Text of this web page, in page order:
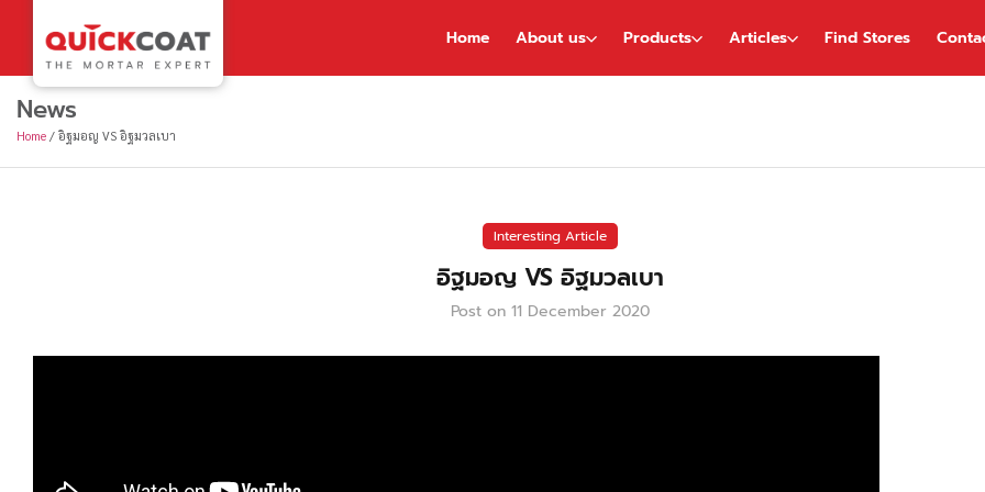
Home About us Products Articles Find Stores
News
Home / อิฐมอญ VS อิฐมวลเบา
Interesting Article
อิฐมอญ VS อิฐมวลเบา
Post on 11 December 2020